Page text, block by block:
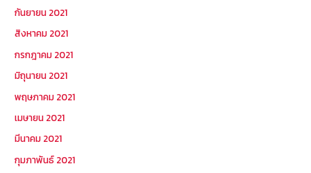
กันยายน 2021
สิงหาคม 2021
กรกฎาคม 2021
มิถุนายน 2021
พฤษภาคม 2021
เมษายน 2021
มีนาคม 2021
กุมภาพันธ์ 2021